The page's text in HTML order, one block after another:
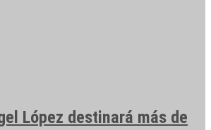
López destinará más de